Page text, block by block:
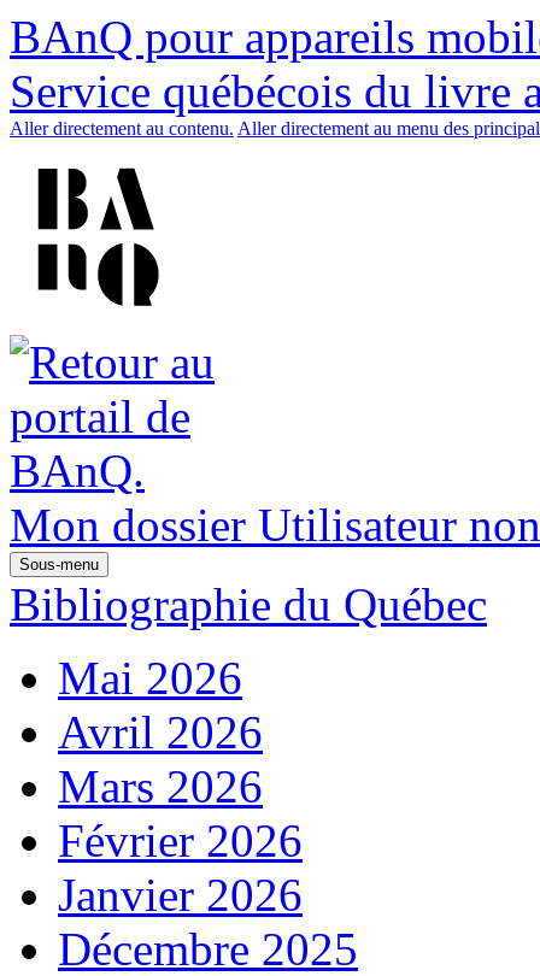
BAnQ pour appareils
Service québécois du livre
Aller directement au contenu. Aller directement au menu des
Mon dossier Utilisateur
Sous-menu
Bibliographie du Québec
Mai 2026
Avril 2026
Mars 2026
Février 2026
Janvier 2026
Décembre 2025